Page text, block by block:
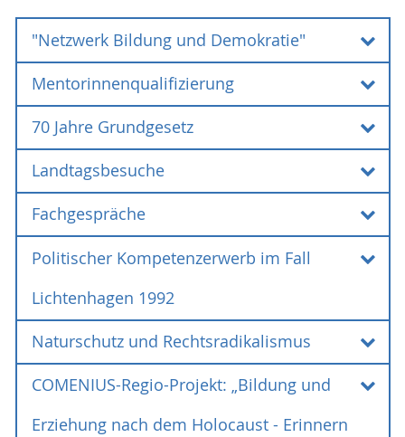
"Netzwerk Bildung und Demokratie"
"Netzwerk Bildung und
Demokratie"
Im „Netzwerk Bildung und Demokratie“
kooperieren Kolleginnen und Kollegen aus den
lehrerbildenden Hochschulen Rostock,
Mentorinnenqualifizierung
Mentorinnenqualifizierung
Seit Sommer 2019 nimmt die Arbeitsstelle
70 Jahre Grundgesetz
70 Jahre Grundgesetz
Landtagsbesuche
Landtagsbesuche
Fachgespräche
Fachgespräche
Politischer Kompetenzerwerb im Fall
Lichtenhagen 1992
Politischer Kompetenzerwerb im
Fall Lichtenhagen 1992
Naturschutz und Rechtsradikalismus
Naturschutz und
COMENIUS-Regio-Projekt: „Bildung und
Erziehung nach dem Holocaust - Erinnern